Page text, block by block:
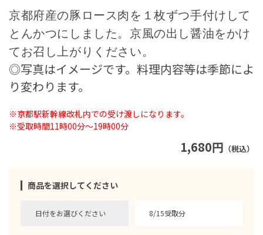
1,680円 （税込）
商品を選択してください
日付をお選びください 8/15受取分
京都府産の豚ロース肉を１枚ずつ手付けして
とんかつにしました。京風の出し醤油をかけ
てお召し上がりください。
◎写真はイメージです。料理内容等は季節によ
り変わります。
※京都駅新幹線改札内での受け渡しになります。
※受取時間11時00分～19時00分